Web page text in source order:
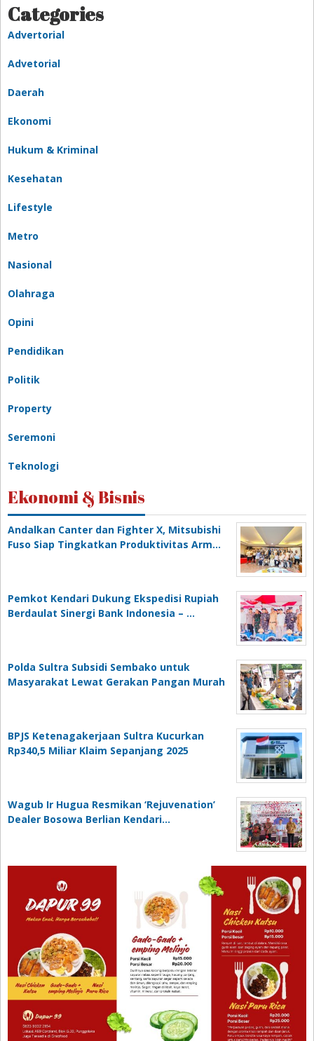
Categories
Advertorial
Advetorial
Daerah
Ekonomi
Hukum & Kriminal
Kesehatan
Lifestyle
Metro
Nasional
Olahraga
Opini
Pendidikan
Politik
Property
Seremoni
Teknologi
Ekonomi & Bisnis
Andalkan Canter dan Fighter X, Mitsubishi
Fuso Siap Tingkatkan Produktivitas Arm…
Pemkot Kendari Dukung Ekspedisi Rupiah
Berdaulat Sinergi Bank Indonesia – …
Polda Sultra Subsidi Sembako untuk
Masyarakat Lewat Gerakan Pangan Murah
BPJS Ketenagakerjaan Sultra Kucurkan
Rp340,5 Miliar Klaim Sepanjang 2025
Wagub Ir Hugua Resmikan ‘Rejuvenation’
Dealer Bosowa Berlian Kendari…